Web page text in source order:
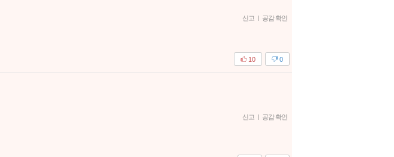
신고 | 공감 확인
0
10
신고 | 공감 확인